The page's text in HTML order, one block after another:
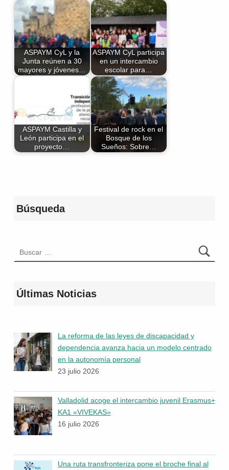
ASPAYM CyL y la
Junta reúnen a 30
mayores y jóvenes…
ASPAYM CyL participa
en un intercambio
escolar para…
ASPAYM Castilla y
León participa en el
proyecto…
Festival de rock en el
Bosque de los
Sueños: Sobre…
Búsqueda
Últimas Noticias
La reforma de las leyes de discapacidad y
dependencia avanza hacia un modelo centrado
en la autonomía personal
23 julio 2026
Valladolid acoge el intercambio juvenil Erasmus+
KA1 «VIVEKAS»
16 julio 2026
Una ruta transfronteriza pone el broche final al